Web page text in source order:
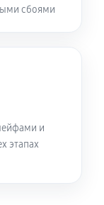
сбоями
и
этапах